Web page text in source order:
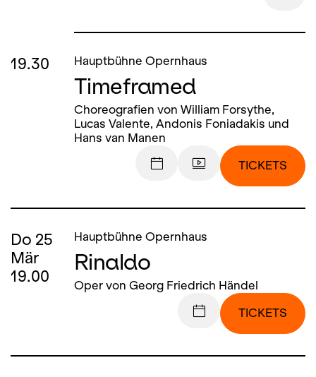
19.30 Hauptbühne Opernhaus
Timeframed
Choreografien von William Forsythe,
Lucas Valente, Andonis Foniadakis und
Hans van Manen
TICKETS
Do 25
Mär
19.00
Hauptbühne Opernhaus
Rinaldo
Oper von Georg Friedrich Händel
TICKETS